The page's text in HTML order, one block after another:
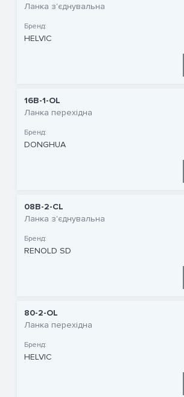
Ланка з'єднувальна
Бренд:
HELVIC
16B-1-OL
Ланка перехідна
Бренд:
DONGHUA
08B-2-CL
Ланка з'єднувальна
Бренд:
RENOLD SD
80-2-OL
Ланка перехідна
Бренд:
HELVIC